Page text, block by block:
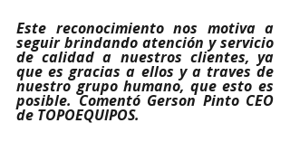
Este reconocimiento nos motiva a
seguir brindando atención y servicio
de calidad a nuestros clientes, ya
que es gracias a ellos y a traves de
nuestro grupo humano, que esto es
posible. Comentó Gerson Pinto CEO
de TOPOEQUIPOS.